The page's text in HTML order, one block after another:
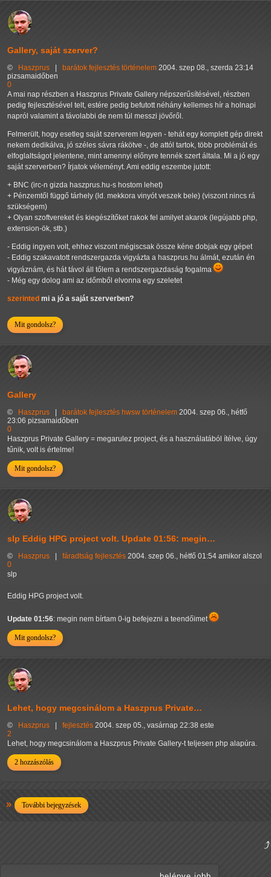
Gallery, saját szerver?
© Haszprus barátok fejlesztés történelem 2004. szep 08., szerda 23:14
pizsamaidőben
0
A mai nap részben a Haszprus Private Gallery népszerűsítésével, részben
pedig fejlesztésével telt, estére pedig befutott néhány kellemes hír a holnapi
napról valamint a távolabbi de nem túl messzi jövőről.
Felmerült, hogy esetleg saját szerverem legyen - tehát egy komplett gép direkt
nekem dedikálva, jó széles sávra rákötve -, de attól tartok, több problémát és
elfoglaltságot jelentene, mint amennyi előnyre tennék szert általa. Mi a jó egy
saját szerverben? Írjatok véleményt. Ami eddig eszembe jutott:
+ BNC (irc-n gizda haszprus.hu-s hostom lehet)
+ Pénzemtől függő tárhely (ld. mekkora vinyót veszek bele) (viszont nincs rá
szükségem)
+ Olyan szoftvereket és kiegészítőket rakok fel amilyet akarok (legújabb php,
extension-ök, stb.)
- Eddig ingyen volt, ehhez viszont mégiscsak össze kéne dobjak egy gépet
- Eddig szakavatott rendszergazda vigyázta a haszprus.hu álmát, ezután én
vigyáznám, és hát távol áll tőlem a rendszergazdaság fogalma
- Még egy dolog ami az időmből elvonna egy szeletet
szerinted mi a jó a saját szerverben?
Mit gondolsz?
Gallery
© Haszprus barátok fejlesztés hwsw történelem 2004. szep 06., hétfő
23:06 pizsamaidőben
0
Haszprus Private Gallery = megarulez project, és a használatából ítélve, úgy
tűnik, volt is értelme!
Mit gondolsz?
slp Eddig HPG project volt. Update 01:56: megin…
© Haszprus fáradtság fejlesztés 2004. szep 06., hétfő 01:54 amikor alszol
0
slp
Eddig HPG project volt.
Update 01:56: megin nem bírtam 0-ig befejezni a teendőimet
Mit gondolsz?
Lehet, hogy megcsinálom a Haszprus Private…
© Haszprus fejlesztés 2004. szep 05., vasárnap 22:38 este
2
Lehet, hogy megcsinálom a Haszprus Private Gallery-t teljesen php alapúra.
2 hozzászólás
További bejegyzések